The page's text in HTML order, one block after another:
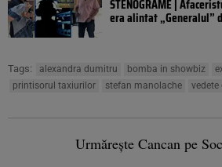
STENOGRAME |
era alintat „Generalul”
Tags: alexandra dumitru bomba in showbiz
printisorul taxiurilor
stefan manolache vedete
Urmărește Cancan pe